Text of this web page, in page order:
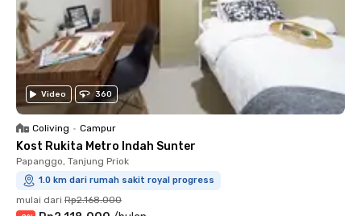
Video 360
Coliving • Campur
Kost Rukita Metro Indah Sunter
Papanggo, Tanjung Priok
1.0 km dari rumah sakit royal progress
mulai dari Rp2.168.000